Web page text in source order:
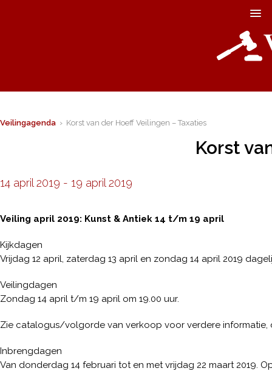
Veilingagenda › Korst van der Hoeff Veilingen – Taxaties
Korst
14 april 2019 - 19 april 2019
Veiling april 2019: Kunst & Antiek 14 t/m 19 april
Kijkdagen
Vrijdag 12 april, zaterdag 13 april en zondag 14 april 2019
Veilingdagen
Zondag 14 april t/m 19 april om 19.00 uur.
Zie catalogus/volgorde van verkoop voor verdere informatie,
Inbrengdagen
Van donderdag 14 februari tot en met vrijdag 22 maart 2019.